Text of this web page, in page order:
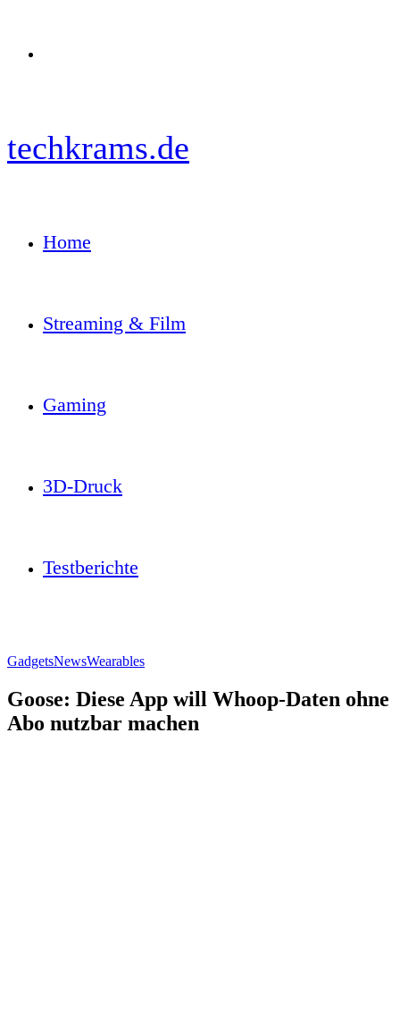
techkrams.de
Home
Streaming & Film
Gaming
3D-Druck
Testberichte
GadgetsNewsWearables
Goose: Diese App will Whoop-Daten ohne
Abo nutzbar machen